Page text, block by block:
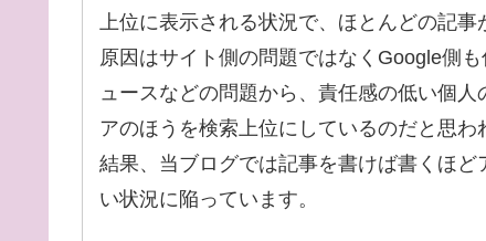
上位に表示される状況で、ほとんどの記事
原因はサイト側の問題ではなくGoogle側
ュースなどの問題から、責任感の低い個
アのほうを検索上位にしているのだと思わ
結果、当ブログでは記事を書けば書くほ
い状況に陥っています。